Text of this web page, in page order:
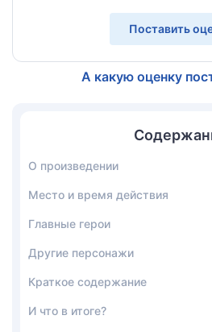
Поставить
А какую оценку
О произведении
Место и время действия
Главные герои
Другие персонажи
Краткое содержание
И что в итоге?